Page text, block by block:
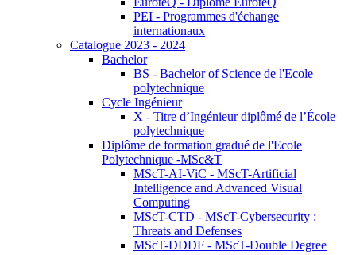
PEI - Programmes d'échange
internationaux
Catalogue 2023 - 2024
Bachelor
BS - Bachelor of Science de l'Ecole
polytechnique
Cycle Ingénieur
X - Titre d’Ingénieur diplômé de l’École
polytechnique
Diplôme de formation gradué de l'Ecole
Polytechnique -MSc&T
MScT-AI-ViC - MScT-Artificial
Intelligence and Advanced Visual
Computing
MScT-CTD - MScT-Cybersecurity :
Threats and Defenses
MScT-DDDF - MScT-Double Degree